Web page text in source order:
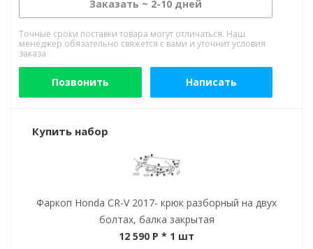
Заказать ~ 2-10 дней
Точные сроки поставки товара могут отличаться. Наш
менеджер обязательно свяжется с вами и уточнит условия
заказа
Позвонить Написать
Купить набор
Фаркоп Honda CR-V 2017- крюк разборный на двух
болтах, балка закрытая
12 590 P * 1 шт